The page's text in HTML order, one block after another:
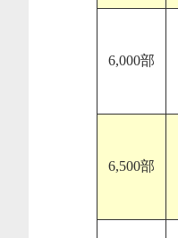
6,000部
6,500部